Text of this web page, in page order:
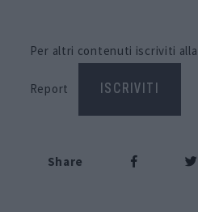
Per altri contenuti iscriviti
Report ISCRIVITI
Share